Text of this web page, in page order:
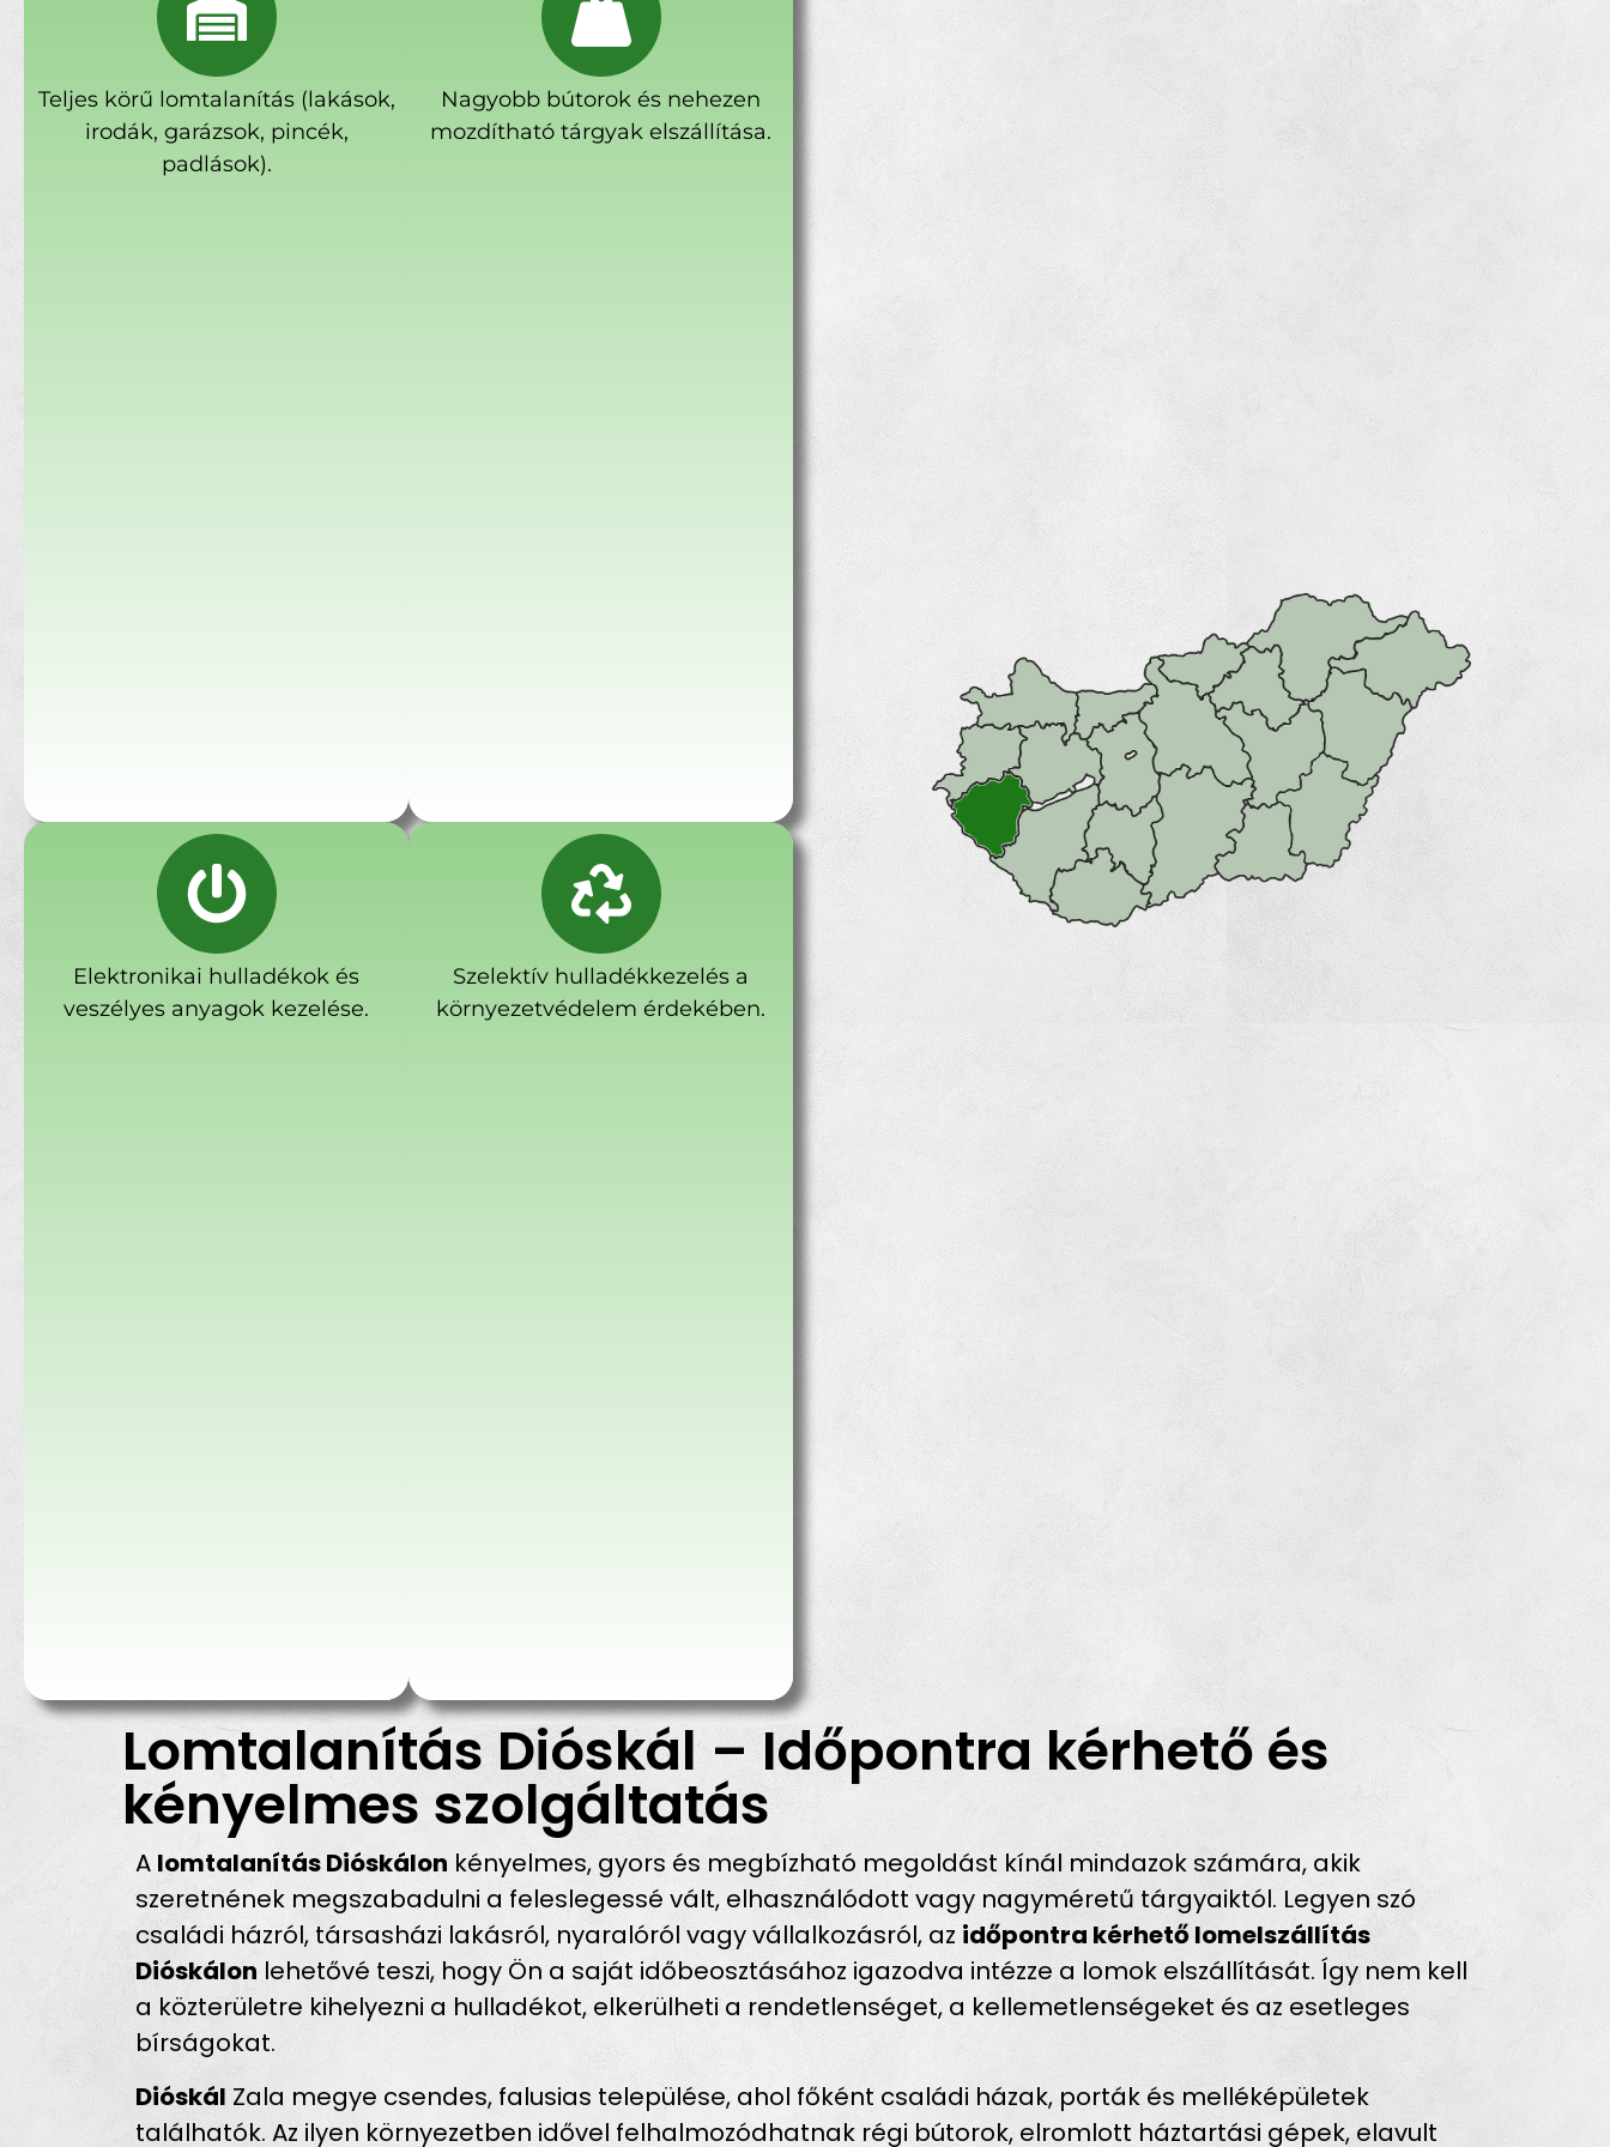
Teljes körű lomtalanítás (lakások,
irodák, garázsok, pincék,
padlások).
Nagyobb bútorok és nehezen
mozdítható tárgyak elszállítása.
Elektronikai hulladékok és
veszélyes anyagok kezelése.
Szelektív hulladékkezelés a
környezetvédelem érdekében.
Lomtalanítás Dióskál – Időpontra kérhető és
kényelmes szolgáltatás
A lomtalanítás Dióskálon kényelmes, gyors és megbízható megoldást kínál mindazok számára, akik
szeretnének megszabadulni a feleslegessé vált, elhasználódott vagy nagyméretű tárgyaiktól. Legyen szó
családi házról, társasházi lakásról, nyaralóról vagy vállalkozásról, az időpontra kérhető lomelszállítás
Dióskálon lehetővé teszi, hogy Ön a saját időbeosztásához igazodva intézze a lomok elszállítását. Így nem kell
a közterületre kihelyezni a hulladékot, elkerülheti a rendetlenséget, a kellemetlenségeket és az esetleges
bírságokat.
Dióskál Zala megye csendes, falusias települése, ahol főként családi házak, porták és melléképületek
találhatók. Az ilyen környezetben idővel felhalmozódhatnak régi bútorok, elromlott háztartási gépek, elavult